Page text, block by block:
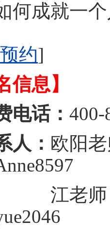
何成就一
约]
信息】
电话： 400-
人： 欧阳
老